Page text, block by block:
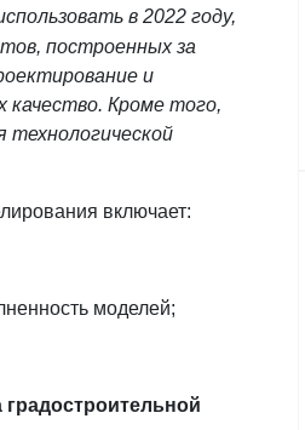
в 2022 году,
построенных за
и
качество. Кроме того,
включает:
моделей;